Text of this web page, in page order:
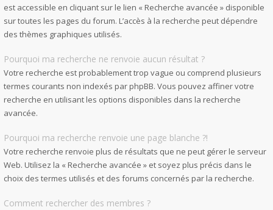
est accessible en cliquant sur le lien « Recherche avancée » disponible
sur toutes les pages du forum. L’accès à la recherche peut dépendre
des thèmes graphiques utilisés.
Pourquoi ma recherche ne renvoie aucun résultat ?
Votre recherche est probablement trop vague ou comprend plusieurs
termes courants non indexés par phpBB. Vous pouvez affiner votre
recherche en utilisant les options disponibles dans la recherche
avancée.
Pourquoi ma recherche renvoie une page blanche ?!
Votre recherche renvoie plus de résultats que ne peut gérer le serveur
Web. Utilisez la « Recherche avancée » et soyez plus précis dans le
choix des termes utilisés et des forums concernés par la recherche.
Comment rechercher des membres ?